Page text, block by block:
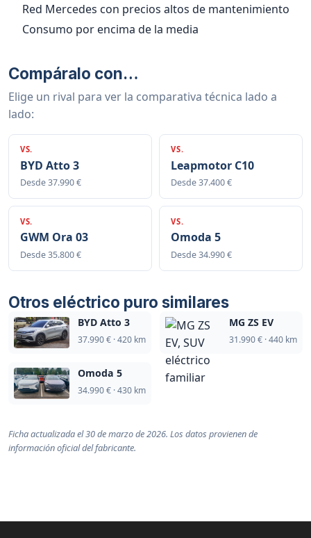
Red Mercedes con precios altos de mantenimiento
Consumo por encima de la media
Compáralo con…
Elige un rival para ver la comparativa técnica lado a
lado:
VS.
BYD Atto 3
Desde 37.990 €
VS.
Leapmotor C10
Desde 37.400 €
VS.
GWM Ora 03
Desde 35.800 €
VS.
Omoda 5
Desde 34.990 €
Otros eléctrico puro similares
BYD Atto 3
37.990 € · 420 km
MG ZS EV
31.990 € · 440 km
Omoda 5
34.990 € · 430 km
Ficha actualizada el 30 de marzo de 2026. Los datos provienen de
información oficial del fabricante.